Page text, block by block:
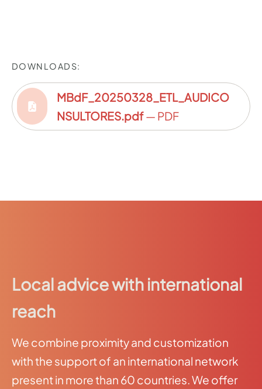
DOWNLOADS:
MBdF_20250328_ETL_AUDICO
NSULTORES.pdf— PDF
Local advice with international
reach
We combine proximity and customization
with the support of an international network
present in more than 60 countries. We offer